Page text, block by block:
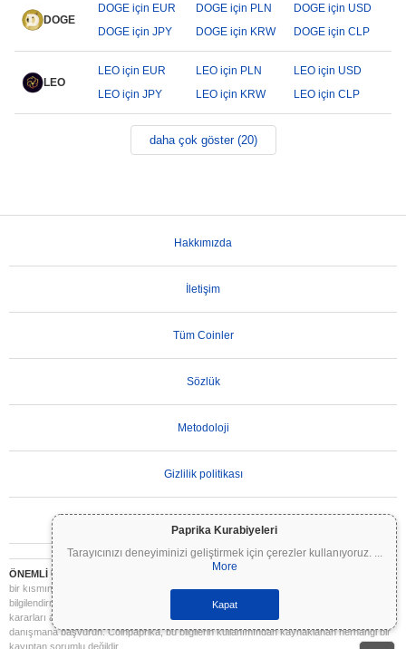
Paprika Kurabiyeleri
Tarayıcınızı deneyiminizi geliştirmek için çerezler kullanıyoruz. ...
More
Kapat
DOGE
DOGE için EUR DOGE için PLN
DOGE için USD
DOGE için JPY
DOGE için KRW DOGE için CLP
LEO
LEO için EUR LEO için PLN
LEO için USD
LEO için JPY
LEO için KRW LEO için CLP
daha çok göster (20)
Hakkımızda
İletişim
Tüm Coinler
Sözlük
Metodoloji
Gizlilik politikası
ÖNEMLİ UYARI:
Kripto paralar son derece volatildir ve önemli riskler içerir. Yatırımınızın
bir kısmını veya tamamını kaybedebilirsiniz. Coinpaprika üzerindeki tüm bilgiler yalnızca
bilgilendirme amaçlıdır ve finansal veya yatırım tavsiyesi niteliği taşımaz. Yatırım
kararları almadan önce daima kendi araştırmanızı yapın (DYOR) ve nitelikli bir finansal
danışmana başvurun. Coinpaprika, bu bilgilerin kullanımından kaynaklanan herhangi bir
kayıptan sorumlu değildir.